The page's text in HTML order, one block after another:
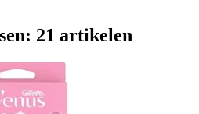
21 artikelen